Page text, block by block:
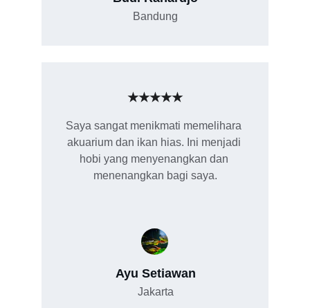
Saya sangat menikmati memelihara
akuarium dan ikan hias. Ini menjadi
hobi yang menyenangkan dan
menenangkan bagi saya.
Ayu Setiawan
Jakarta
Bandung
★★★★★